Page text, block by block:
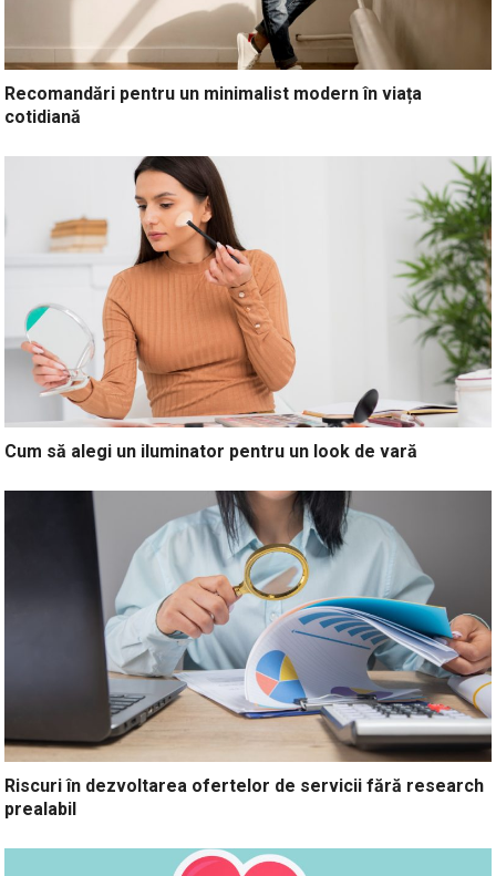
Recomandări pentru un minimalist modern în viața
cotidiană
Cum să alegi un iluminator pentru un look de vară
Riscuri în dezvoltarea ofertelor de servicii fără research
prealabil